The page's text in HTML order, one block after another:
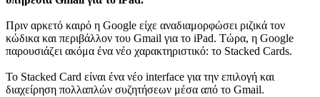
Πριν αρκετό καιρό η Google είχε αναδιαμορφώσει ριζικά τον
κώδικα και περιβάλλον του Gmail για το iPad. Tώρα, η Google
παρουσιάζει ακόμα ένα νέο χαρακτηριστικό: το Stacked Cards.
Το Stacked Card είναι ένα νέο interface για την επιλογή και
διαχείρηση πολλαπλών συζητήσεων μέσα από το Gmail.